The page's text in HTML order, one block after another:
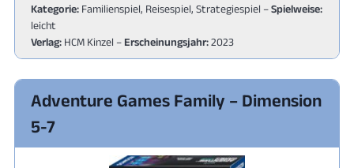
Kategorie: Familienspiel, Reisespiel, Strategiespiel –Spielweise:
leicht
Verlag: HCM Kinzel – Erscheinungsjahr:2023
Adventure Games Family – Dimension
5-7